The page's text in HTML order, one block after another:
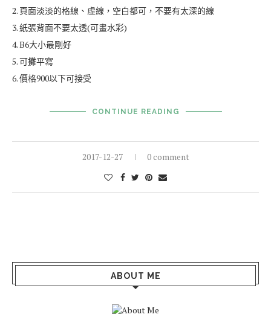
2. 頁面淡淡的格線、虛線，空白都可，不要有太深的線
3. 紙張背面不要太透(可畫水彩)
4. B6大小最剛好
5. 可攤平寫
6. 價格900以下可接受
CONTINUE READING
2017-12-27 0 comment
ABOUT ME